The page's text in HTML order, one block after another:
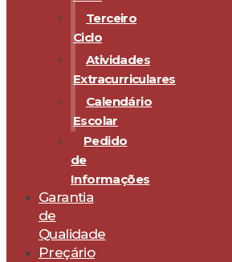
Terceiro
Ciclo
Atividades
Extracurriculares
Calendário
Escolar
Pedido
de
Informações
Garantia
de
Qualidade
Preçário